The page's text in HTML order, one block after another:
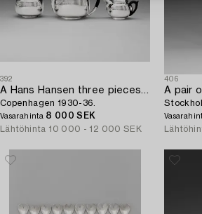
392
A Hans Hansen three pieces set of sterling tea service,
Copenhagen 1930-36.
Vasarahinta 8 000 SEK
Lähtöhinta 10 000 - 12 000 SEK
406